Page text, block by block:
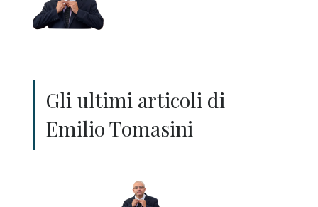
Gli ultimi articoli di
Emilio Tomasini